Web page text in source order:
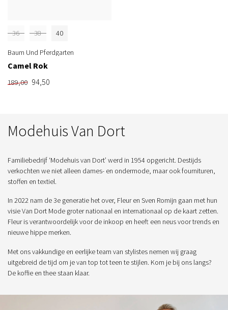
36 38 40
Baum Und Pferdgarten
Camel Rok
189,00 94,50
Modehuis Van Dort
Familiebedrijf ‘Modehuis van Dort’ werd in 1954 opgericht. Destijds
verkochten we niet alleen dames- en ondermode, maar ook fournituren,
stoffen en textiel.
In 2022 nam de 3e generatie het over, Fleur en Sven Romijn gaan met hun
visie Van Dort Mode groter nationaal en internationaal op de kaart zetten.
Fleur is verantwoordelijk voor de inkoop en heeft een neus voor trends en
nieuwe hippe merken.
Met ons vakkundige en eerlijke team van stylistes nemen wij graag
uitgebreid de tijd om je van top tot teen te stijlen. Kom je bij ons langs?
De koffie en thee staan klaar.